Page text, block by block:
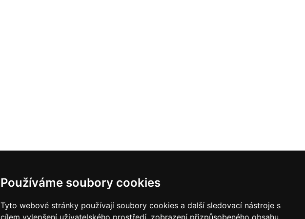
Používáme soubory cookies
Tyto webové stránky používají soubory cookies a další sledovací nástroje s
cílem vylepšení uživatelského prostředí, zobrazení přizpůsobeného obsahu